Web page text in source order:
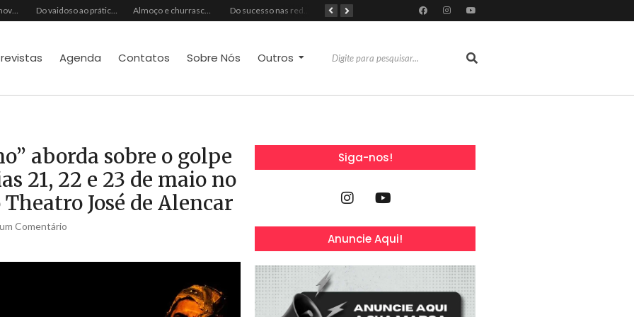
Ideal Clube promove programação especial para celebrar o Dia dos Pais com música, gastronomia e lazer para toda a família Do vaidoso ao prático: veja lista com ideias de presentes Avon para cada perfil de pai Almoço e churrasco de Dia dos Pais impulsionam vendas no varejo alimentar Do sucesso nas redes sociais à revelação no cenário musical, Beniicio Abraão lança “Me Perdeu”
Agenda Contatos Sobre Nós Outros
aborda sobre o golpe
21, 22 e 23 de maio no
José de Alencar
Comentário
Siga-nos!
Anuncie Aqui!